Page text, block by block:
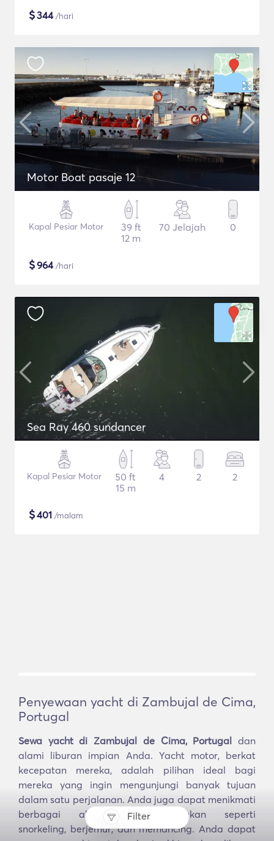
Filter
$344/hari
Motor Boat pasaje 12
Kapal Pesiar Motor
39 ft
12 m
70 Jelajah 0
$964/hari
Sea Ray 460 sundancer
Kapal Pesiar Motor
50 ft
15 m
4 2 2
$401 /malam
Penyewaan yacht di Zambujal de Cima,
Portugal
Sewa yacht di Zambujal de Cima, Portugal dan
alami liburan impian Anda. Yacht motor, berkat
kecepatan mereka, adalah pilihan ideal bagi
mereka yang ingin mengunjungi banyak tujuan
dalam satu perjalanan. Anda juga dapat menikmati
berbagai aktivitas menyenangkan seperti
snorkeling, berjemur, dan memancing. Anda dapat